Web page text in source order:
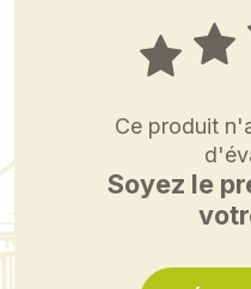
Ce produit
Soyez le